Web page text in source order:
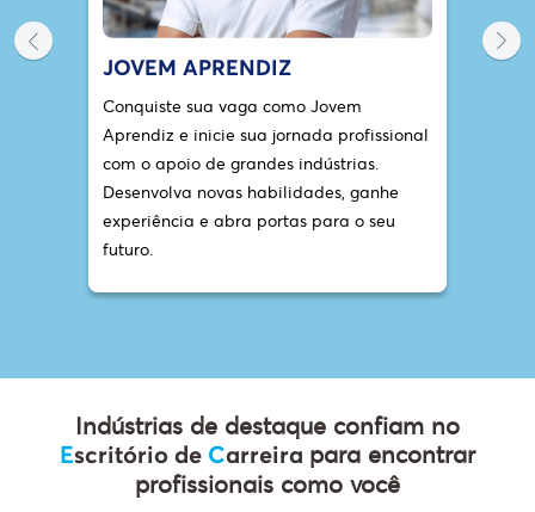
JOVEM APRENDIZ
Conquiste sua vaga como Jovem
Aprendiz e inicie sua jornada profissional
com o apoio de grandes indústrias.
Desenvolva novas habilidades, ganhe
experiência e abra portas para o seu
futuro.
Indústrias de destaque confiam no
Escritório de Carreira para encontrar
profissionais como você